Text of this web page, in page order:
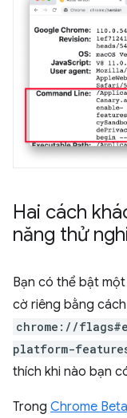
Hai cách
năng thử
Bạn có thể bật
cờ riêng bằng
chrome://
platform-
thích khi nào bạn
Trong Chrome Beta